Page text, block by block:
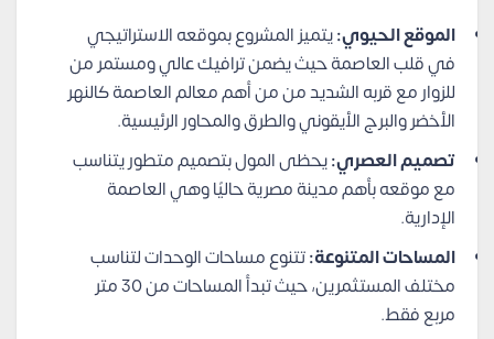
الموقع الحيوي:يتميز المشروع بموقعه الاستراتيجي
في قلب العاصمة حيث يضمن ترافيك عالي ومستمر من
للزوار مع قربه الشديد من من أهم معالم العاصمة كالنهر
الأخضر والبرج الأيقوني والطرق والمحاور الرئيسية.
تصميم العصري:يحظى المول بتصميم متطور يتناسب
مع موقعه بأهم مدينة مصرية حاليًا وهي العاصمة
الإدارية.
المساحات المتنوعة:تتنوع مساحات الوحدات لتناسب
مختلف المستثمرين، حيث تبدأ المساحات من 30 متر
مربع فقط.